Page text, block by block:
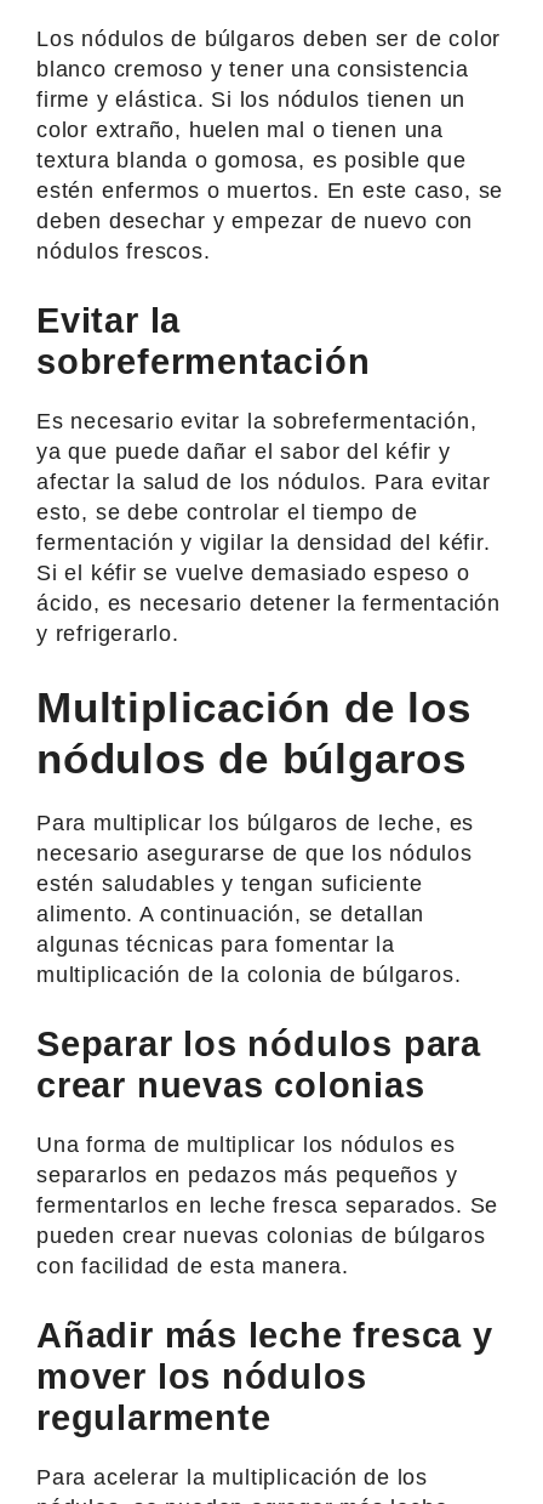
Los nódulos de búlgaros deben ser de color
blanco cremoso y tener una consistencia
firme y elástica. Si los nódulos tienen un
color extraño, huelen mal o tienen una
textura blanda o gomosa, es posible que
estén enfermos o muertos. En este caso, se
deben desechar y empezar de nuevo con
nódulos frescos.
Evitar la
sobrefermentación
Es necesario evitar la sobrefermentación,
ya que puede dañar el sabor del kéfir y
afectar la salud de los nódulos. Para evitar
esto, se debe controlar el tiempo de
fermentación y vigilar la densidad del kéfir.
Si el kéfir se vuelve demasiado espeso o
ácido, es necesario detener la fermentación
y refrigerarlo.
Multiplicación de los
nódulos de búlgaros
Para multiplicar los búlgaros de leche, es
necesario asegurarse de que los nódulos
estén saludables y tengan suficiente
alimento. A continuación, se detallan
algunas técnicas para fomentar la
multiplicación de la colonia de búlgaros.
Separar los nódulos para
crear nuevas colonias
Una forma de multiplicar los nódulos es
separarlos en pedazos más pequeños y
fermentarlos en leche fresca separados. Se
pueden crear nuevas colonias de búlgaros
con facilidad de esta manera.
Añadir más leche fresca y
mover los nódulos
regularmente
Para acelerar la multiplicación de los